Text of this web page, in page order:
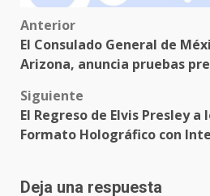
Post
navigation
Anterior
El Consulado General de
Arizona, anuncia pruebas
Siguiente
El Regreso de Elvis Presley a
Formato Holográfico con
Deja una respuesta